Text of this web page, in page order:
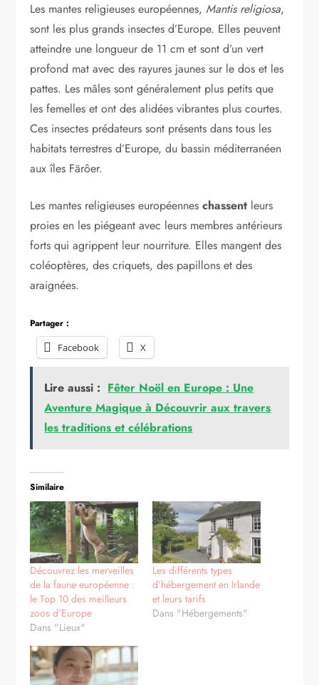
Les mantes religieuses européennes,Mantis religiosa,
sont les plus grands insectes d’Europe. Elles peuvent
atteindre une longueur de 11 cm et sont d’un vert
profond mat avec des rayures jaunes sur le dos et les
pattes. Les mâles sont généralement plus petits que
les femelles et ont des alidées vibrantes plus courtes.
Ces insectes prédateurs sont présents dans tous les
habitats terrestres d’Europe, du bassin méditerranéen
aux îles Färôer.
Les mantes religieuses européenneschassent leurs
proies en les piégeant avec leurs membres antérieurs
forts qui agrippent leur nourriture. Elles mangent des
coléoptères, des criquets, des papillons et des
araignées.
Partager :
Facebook
X
Lire aussi : Fêter Noël en Europe : Une
Aventure Magique à Découvrir aux travers
les traditions et célébrations
Similaire
Découvrez les merveilles
de la faune européenne :
le Top 10 des meilleurs
zoos d’Europe
Dans "Lieux"
Les différents types
d’hébergement en Irlande
et leurs tarifs
Dans "Hébergements"